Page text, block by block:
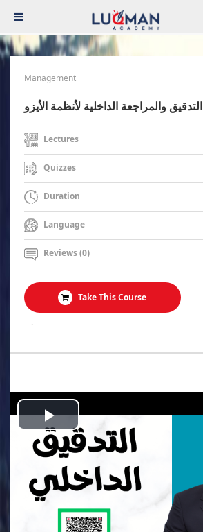
Management
التدقيق والمراجعة الداخلية لأنظمة الأيزو
Lectures
Quizzes
Duration
Language
Reviews (0)
Take This Course
.
Play
Video